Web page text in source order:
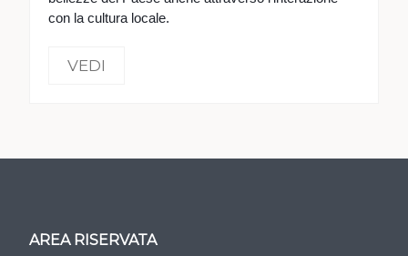
con la cultura locale.
VEDI
AREA RISERVATA